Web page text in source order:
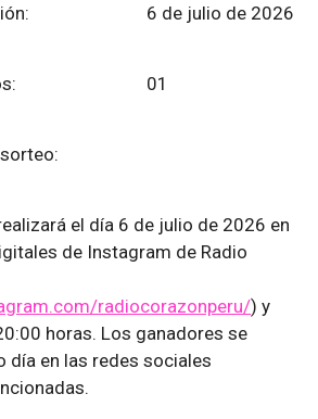
6 de julio de 2026
sorteos: 01
del sorteo:
el día 6 de julio de 2026 en
de Instagram de Radio
radiocorazonperu/) y
horas. Los ganadores se
día en las redes sociales